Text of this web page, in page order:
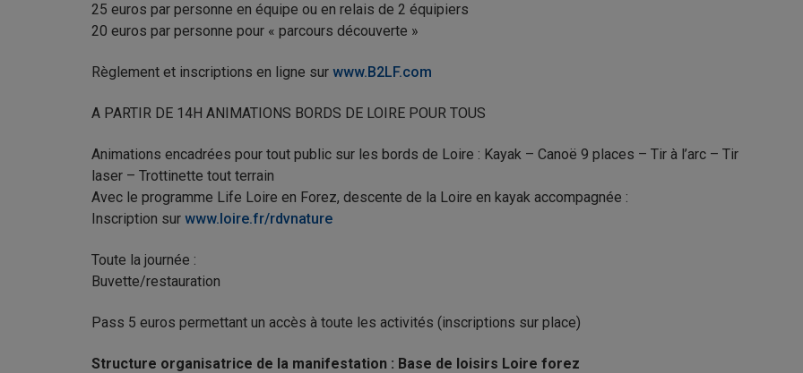
25 euros par personne en équipe ou en relais de 2 équipiers
20 euros par personne pour « parcours découverte »
Règlement et inscriptions en ligne sur www.B2LF.com
A PARTIR DE 14H ANIMATIONS BORDS DE LOIRE POUR TOUS
Animations encadrées pour tout public sur les bords de Loire : Kayak – Canoë 9 places – Tir à l’arc – Tir
laser – Trottinette tout terrain
Avec le programme Life Loire en Forez, descente de la Loire en kayak accompagnée :
Inscription sur www.loire.fr/rdvnature
Toute la journée :
Buvette/restauration
Pass 5 euros permettant un accès à toute les activités (inscriptions sur place)
Structure organisatrice de la manifestation : Base de loisirs Loire forez